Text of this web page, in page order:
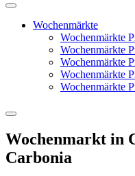
Wochenmärkte
Wochenmärkte
Wochenmärkte
Wochenmärkte
Wochenmärkte
Wochenmärkte
Wochenmarkt in
Carbonia